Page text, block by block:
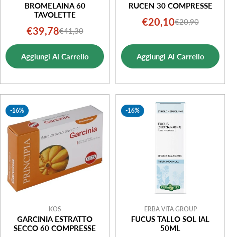
BROMELAINA 60
TAVOLETTE
Prezzo
di
vendita
€39,78Prezzo
normale
€41,30
Aggiungi Al Carrello
RUCEN 30 COMPRESSE
Prezzo
vendita
€20,10Prezzo
€20,90
Aggiungi Al Carrello
-16%
KOS
GARCINIA ESTRATTO
SECCO 60 COMPRESSE
-16%
ERBA VITA GROUP
FUCUS TALLO SOL IAL
50ML